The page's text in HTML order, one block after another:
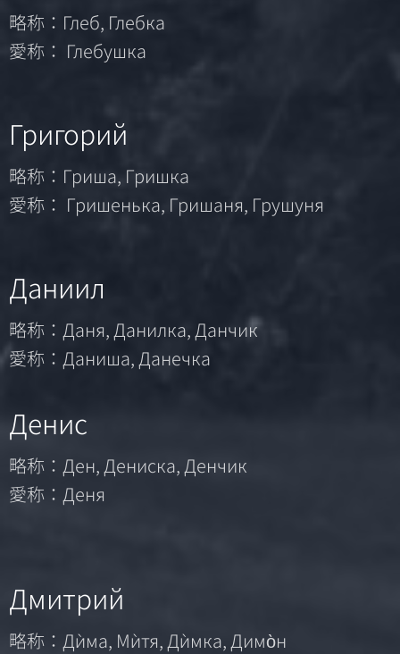
略称：Глеб, Глебка
愛称： Глебушка
Григорий
略称：Гриша, Гришка
愛称： Гришенька, Гришаня, Грушуня
Даниил
略称：Даня, Данилка, Данчик
愛称：Даниша, Данечка
Денис
略称：Ден, Дениска, Денчик
愛称：Деня
Дмитрий
略称：Дѝма, Мѝтя, Дѝмка, Димо̀н